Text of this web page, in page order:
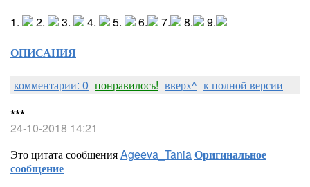
1.
2. 3. 4. 5. 6. 7. 8.
9.
ОПИСАНИЯ
комментарии: 0 понравилось! вверх^ к полной версии
***
24-10-2018 14:21
Это цитата сообщенияAgeeva_TaniaОригинальное
сообщение